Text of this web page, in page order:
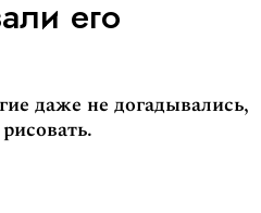
его
даже не догадывались,